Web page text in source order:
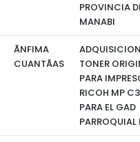
PROVINCIA
MANABI
ÃNFIMA
CUANTÃAS
TONER
PARA
RICOH MP
PARA EL GAD
PARROQUIAL